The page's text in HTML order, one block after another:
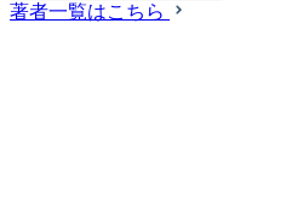
著者一覧はこちら